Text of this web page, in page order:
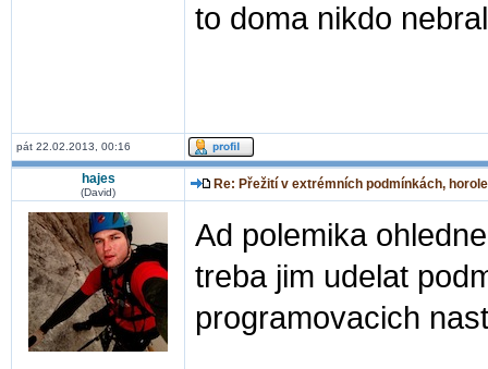
to doma nikdo
pát 22.02.2013, 00:16
hajes
(David)
Re: Přežití v extrémních podmínkách,
Ad polemika
treba jim udelat
programovacich